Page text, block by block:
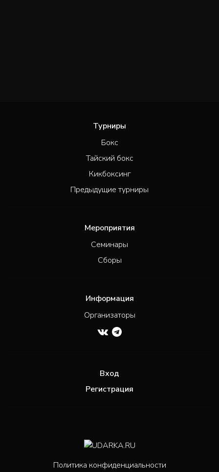
Турниры
Бокс
Тайский бокс
Кикбоксинг
Предыдущие турниры
Мероприятия
Семинары
Сборы
Информация
Организаторы
Вход
Регистрация
Политика конфиденциальности